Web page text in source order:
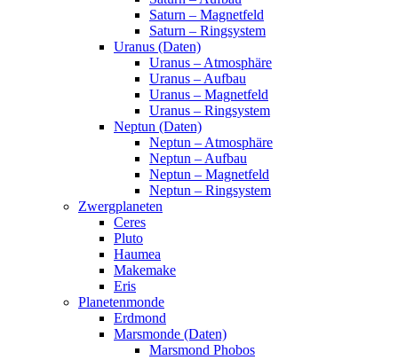
Saturn – Magnetfeld
Saturn – Ringsystem
Uranus (Daten)
Uranus – Atmosphäre
Uranus – Aufbau
Uranus – Magnetfeld
Uranus – Ringsystem
Neptun (Daten)
Neptun – Atmosphäre
Neptun – Aufbau
Neptun – Magnetfeld
Neptun – Ringsystem
Zwergplaneten
Ceres
Pluto
Haumea
Makemake
Eris
Planetenmonde
Erdmond
Marsmonde (Daten)
Marsmond Phobos